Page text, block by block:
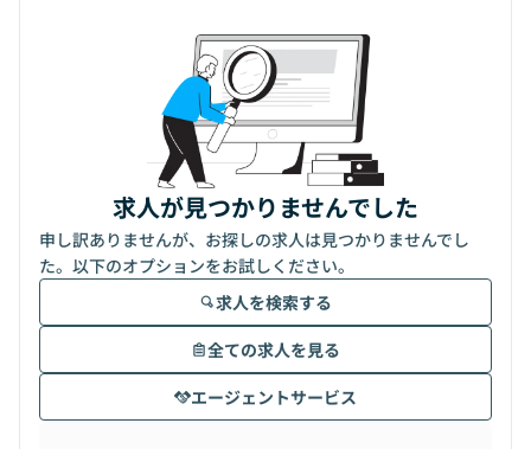
求人が見つかりませんでした
申し訳ありませんが、お探しの求人は見つかりませんでし
た。以下のオプションをお試しください。
求人を検索する
全ての求人を見る
エージェントサービス